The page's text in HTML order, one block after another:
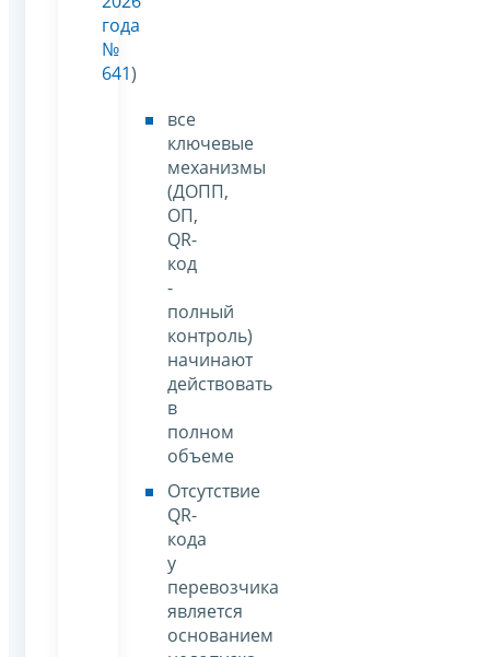
года
№
641)
все
ключевые
механизмы
(ДОПП,
ОП,
QR-
код
-
полный
контроль)
начинают
действовать
в
полном
объеме
Отсутствие
QR-
кода
у
перевозчика
является
основанием